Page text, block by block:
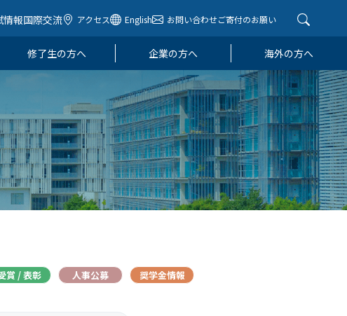
情報国際交流 アクセス English お問い合わせご寄付のお願い
修了生の方へ 企業の方へ 海外の方へ
賞 / 表彰 人事公募 奨学金情報